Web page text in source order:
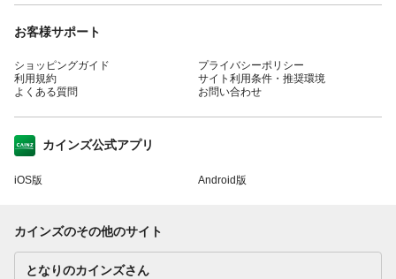
お客様サポート
ショッピングガイド
利用規約
よくある質問
プライバシーポリシー
サイト利用条件・推奨環境
お問い合わせ
カインズ公式アプリ
iOS版 Android版
カインズのその他のサイト
となりのカインズさん